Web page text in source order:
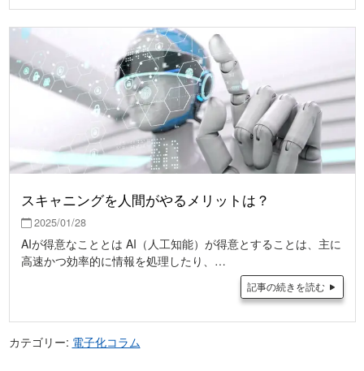
スキャニングを人間がやるメリットは？
2025/01/28
AIが得意なこととは AI（人工知能）が得意とすることは、主に
高速かつ効率的に情報を処理したり、…
記事の続きを読む
カテゴリー: 電子化コラム